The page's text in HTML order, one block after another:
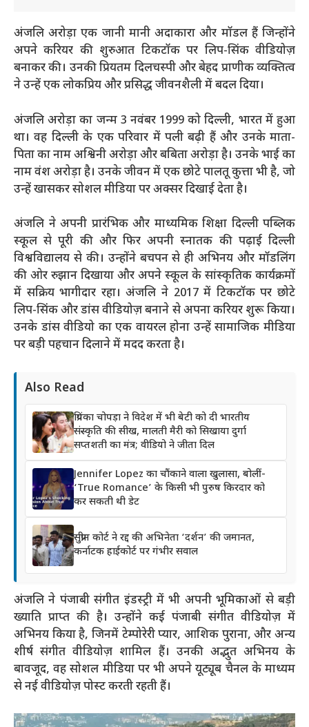
अंजलि अरोड़ा एक जानी मानी अदाकारा और मॉडल हैं जिन्होंने
अपने करियर की शुरुआत टिकटॉक पर लिप-सिंक वीडियोज़
बनाकर की। उनकी प्रियतम दिलचस्पी और बेहद प्राणीक व्यक्तित्व
ने उन्हें एक लोकप्रिय और प्रसिद्ध जीवनशैली में बदल दिया।
अंजलि अरोड़ा का जन्म 3 नवंबर 1999 को दिल्ली, भारत में हुआ
था। वह दिल्ली के एक परिवार में पली बढ़ी हैं और उनके माता-
पिता का नाम अश्विनी अरोड़ा और बबिता अरोड़ा है। उनके भाई का
नाम वंश अरोड़ा है। उनके जीवन में एक छोटे पालतू कुत्ता भी है, जो
उन्हें खासकर सोशल मीडिया पर अक्सर दिखाई देता है।
अंजलि ने अपनी प्रारंभिक और माध्यमिक शिक्षा दिल्ली पब्लिक
स्कूल से पूरी की और फिर अपनी स्नातक की पढ़ाई दिल्ली
विश्वविद्यालय से की। उन्होंने बचपन से ही अभिनय और मॉडलिंग
की ओर रुझान दिखाया और अपने स्कूल के सांस्कृतिक कार्यक्रमों
में सक्रिय भागीदार रहा।अंजलि ने 2017 में टिकटॉक पर छोटे
लिप-सिंक और डांस वीडियोज़ बनाने से अपना करियर शुरू किया।
उनके डांस वीडियो का एक वायरल होना उन्हें सामाजिक मीडिया
पर बड़ी पहचान दिलाने में मदद करता है।
Also Read
प्रियंका चोपड़ा ने विदेश में भी बेटी को दी भारतीय
संस्कृति की सीख, मालती मैरी को सिखाया दुर्गा
सप्तशती का मंत्र; वीडियो ने जीता दिल
Jennifer Lopez का चौंकाने वाला खुलासा, बोलीं-
‘True Romance’ के किसी भी पुरुष किरदार को
कर सकती थी डेट
सुप्रीम कोर्ट ने रद्द की अभिनेता ‘दर्शन’ की जमानत,
कर्नाटक हाईकोर्ट पर गंभीर सवाल
अंजलि ने पंजाबी संगीत इंडस्ट्री में भी अपनी भूमिकाओं से बड़ी
ख्याति प्राप्त की है। उन्होंने कई पंजाबी संगीत वीडियोज़ में
अभिनय किया है, जिनमें टेम्पोरेरी प्यार, आशिक पुराना, और अन्य
शीर्ष संगीत वीडियोज़ शामिल हैं। उनकी अद्भुत अभिनय के
बावजूद, वह सोशल मीडिया पर भी अपने यूट्यूब चैनल के माध्यम
से नई वीडियोज़ पोस्ट करती रहती हैं।